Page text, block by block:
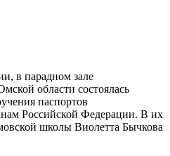
в парадном зале
области состоялась
паспортов
Российской Федерации. В их
школы Виолетта Бычкова